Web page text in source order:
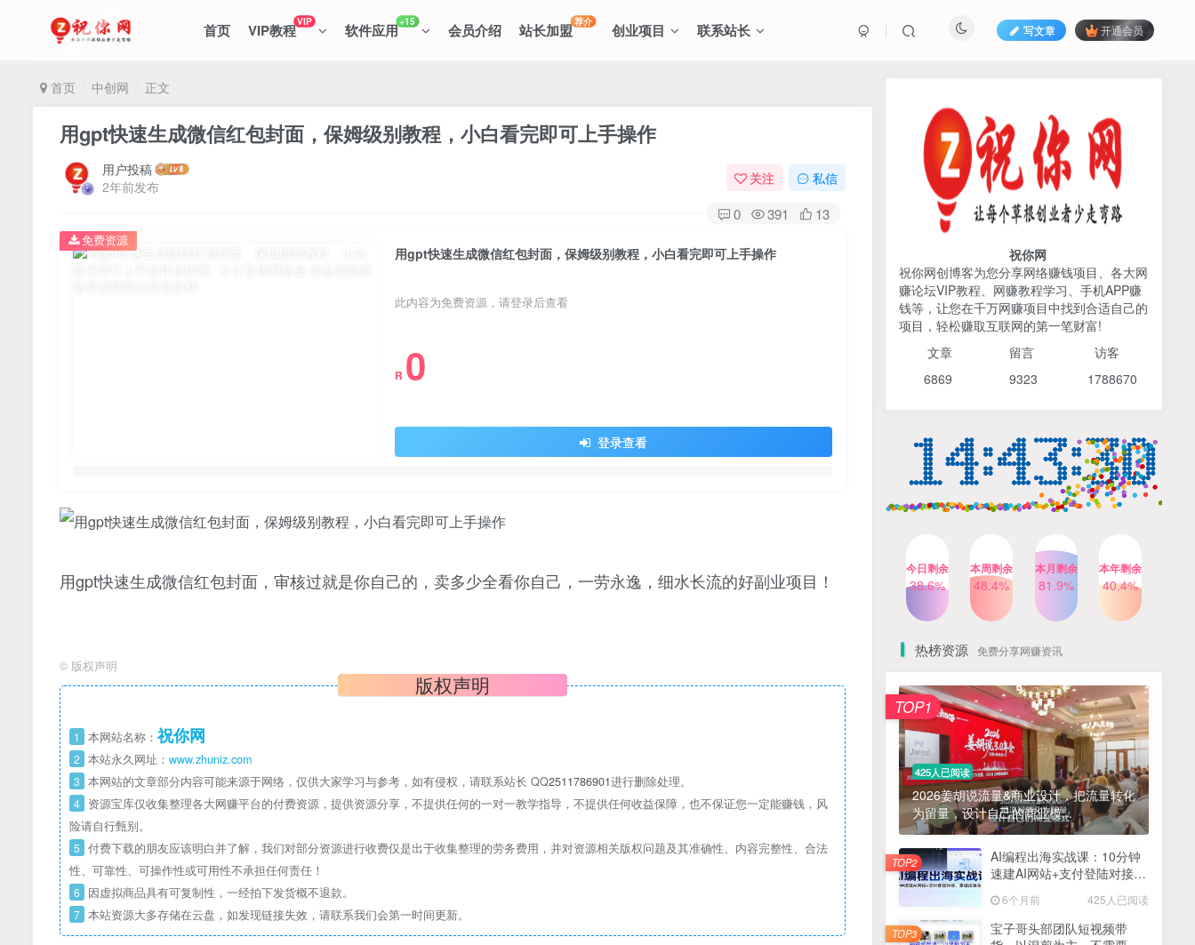
首页 VIP教程VIP 软件应用+15 会员介绍 站长加盟荐介 创业项目 联系站长 写文章 开通会员
首页 中创网 正文
用gpt快速生成微信红包封面，保姆级别教程，小白看完即可上手操作
用户投稿
2年前发布
关注 私信
0 391 13
用gpt快速生成微信红包封面，保姆级别教程，小白看完即可上手操作
此内容为免费资源，请登录后查看
R 0
登录查看
免费资源
用gpt快速生成微信红包封面，审核过就是你自己的，卖多少全看你自己，一劳永逸，细水长流的好副业项目！
© 版权声明
版权声明
1 本网站名称： 祝你网
2 本站永久网址： www.zhuniz.com
3 本网站的文章部分内容可能来源于网络，仅供大家学习与参考，如有侵权，请联系站长 QQ2511786901进行删除处理。
4 资源宝库仅收集整理各大网赚平台的付费资源，提供资源分享，不提供任何的一对一教学指导，不提供任何收益保障，也不保证您一定能赚钱，风
险请自行甄别。
5 付费下载的朋友应该明白并了解，我们对部分资源进行收费仅是出于收集整理的劳务费用，并对资源相关版权问题及其准确性、内容完整性、合法
性、可靠性、可操作性或可用性不承担任何责任！
6 因虚拟商品具有可复制性，一经拍下发货概不退款。
7 本站资源大多存储在云盘，如发现链接失效，请联系我们会第一时间更新。
425人已阅读
2026姜胡说流量&商业设计，把流量转化
为留量，设计自己的商业模...
TOP1
AI编程出海实战课：10分钟
速建AI网站+支付登陆对接，
掌握出海全流程
6个月前 425人已阅读
TOP2
货，以混剪为主，不需要真
小红书笔记带货课，流量电
商新机会，抓住小红书的流
量红利(更新26年2月)
5个月前 419人已阅读
TOP4
AI商业编程智能体开发课：
4个月前
TOP5
公众号流量主之星座盘点赛
道，起号快+流量稳，流程简
单，适合新手操作
3个月前 416人已阅读
TOP6
1 ? 零加盟费｜红颜搭全国城市代理商招募正式启动！
淘宝天猫盈利突破特训营25年12月线下课，系统性的深度剖析电商企业经营之道，打造电商标准化运营体系
3 抓亚马逊漏洞，免去店铺月租，一个流量大竞争小，让你有机会成大卖的赛道
2025最新零撸项目，一部手机就可以操作，20秒一单，零投入纯薅羊毛，无门槛，一天200+【揭秘】
5 线上陪伴项目玩法，聊聊天就有收益的项目，一个月收益5000+
6 全网首发！答案之书网页版，全新玩法，搭配文档和网页，日入1k+零门槛小白首选副业
7 25年7月小红书女粉新玩法，公域转私域变现，日轻松变现2张+，5分钟简单复制好上手
祝你网
祝你网创博客为您分享网络赚钱项目、各大网
赚论坛VIP教程、网赚教程学习、手机APP赚
钱等，让您在千万网赚项目中找到合适自己的
项目，轻松赚取互联网的第一笔财富!
文章 留言 访客
6869 9323 1788670
今日剩余
38.6%
本周剩余
48.4%
本月剩余
81.9%
本年剩余
40.4%
热榜资源 免费分享网赚资讯
425人已阅读
2026姜胡说流量&商业设计，把流量转化
为留量，设计自己的商业模...
TOP1
AI编程出海实战课：10分钟
速建AI网站+支付登陆对接，
6个月前 425人已阅读
TOP2
宝子哥头部团队短视频带
TOP3